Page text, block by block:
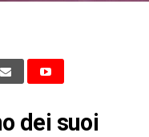
dei suoi